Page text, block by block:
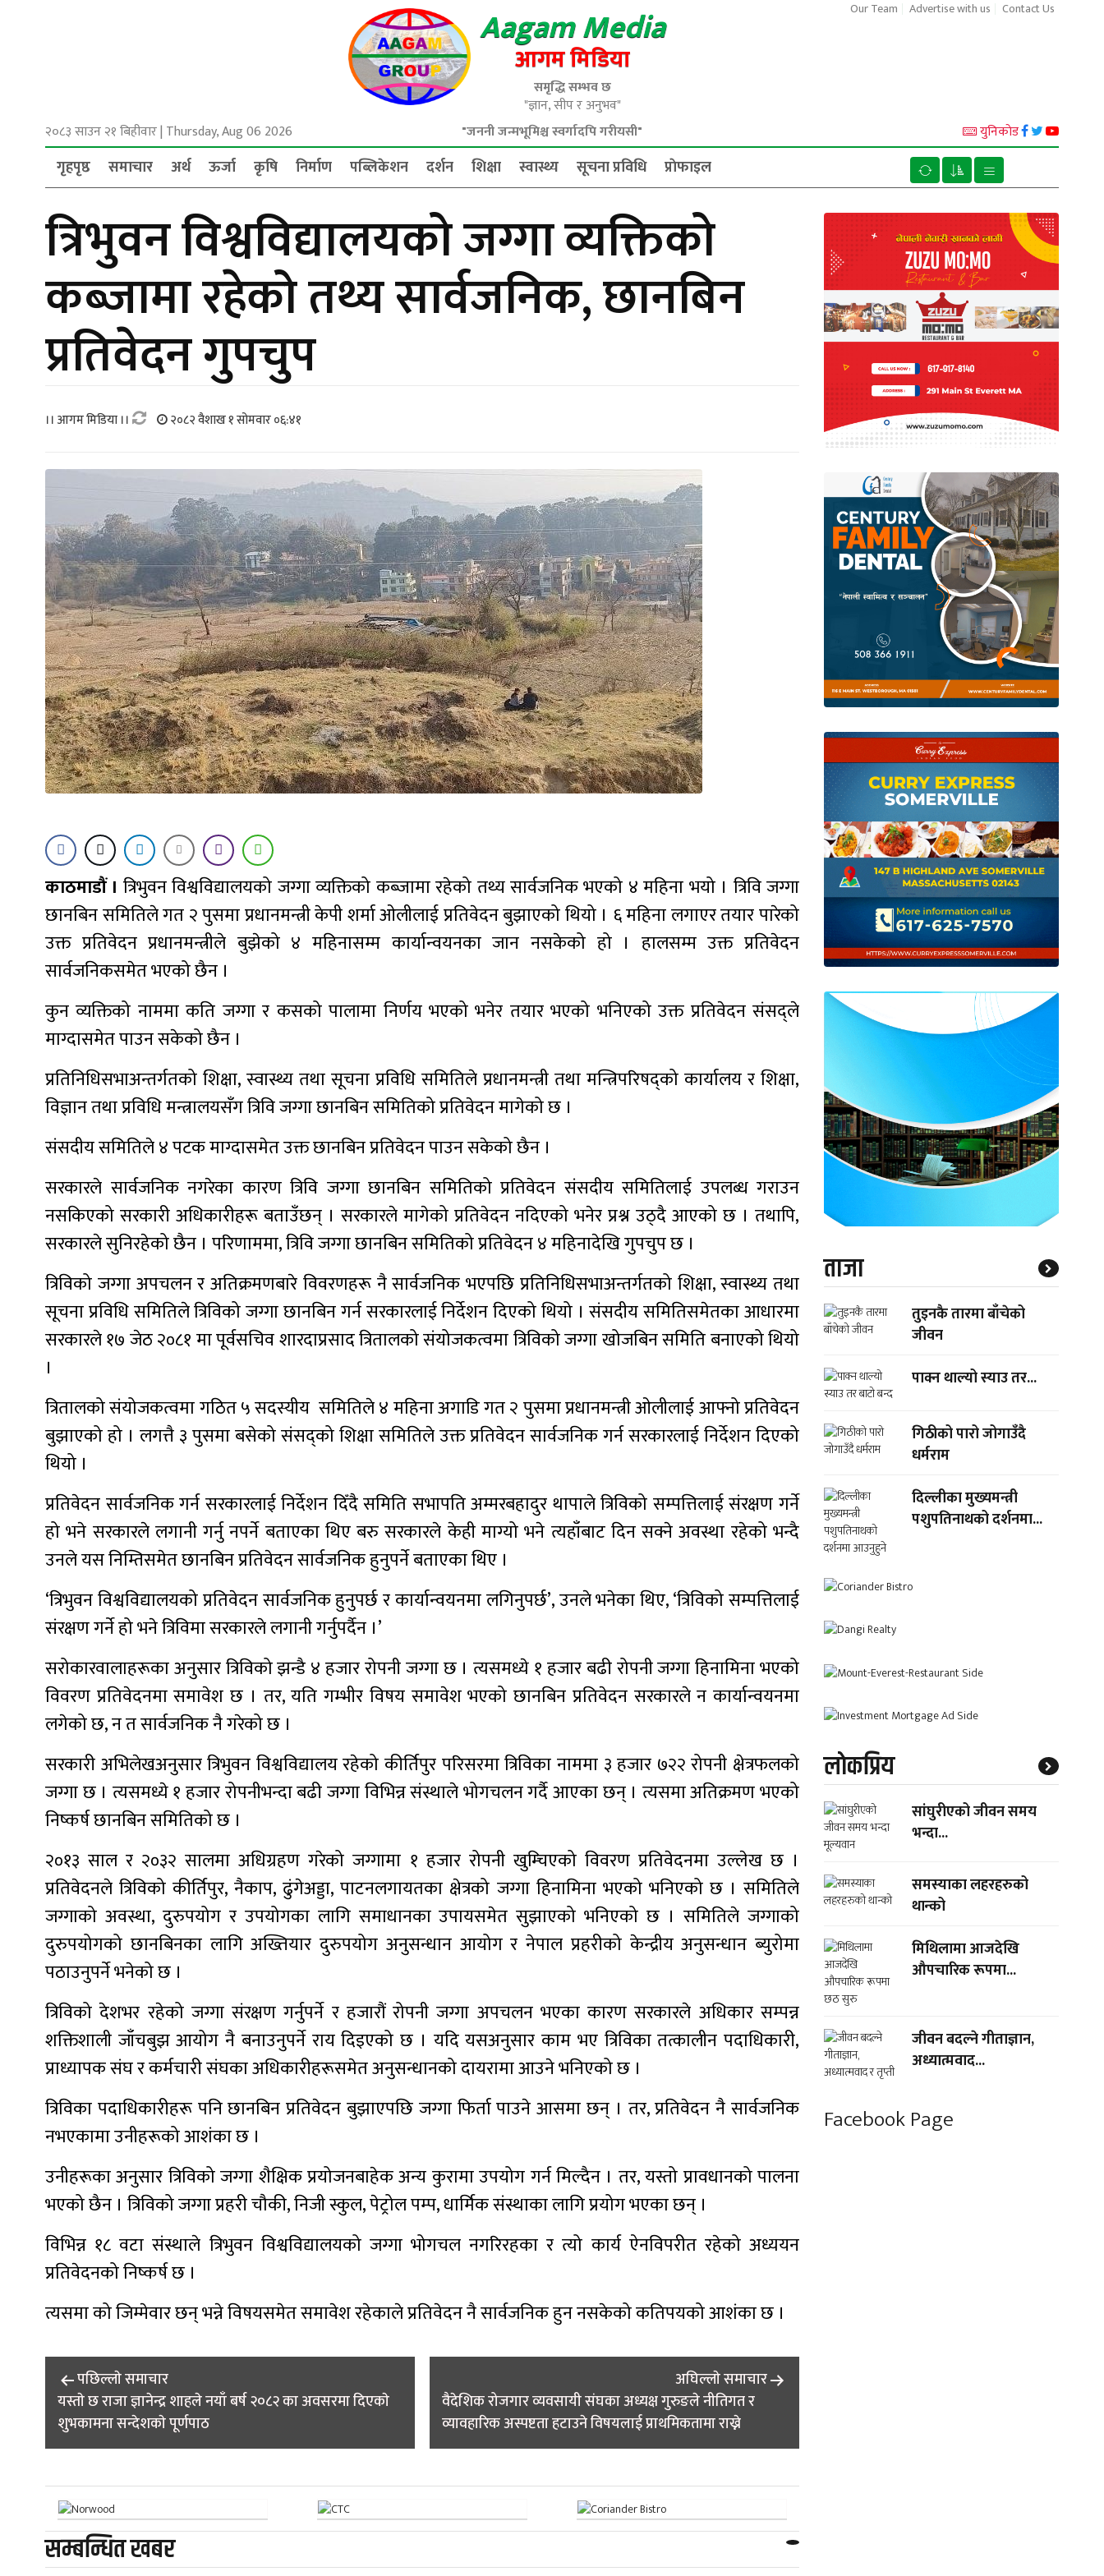
Aagam Media
आगम मिडिया
समृद्धि सम्भव छ
"ज्ञान, सीप र अनुभव"
Our Team Advertise with us Contact Us
२०८३ साउन २१ बिहीवार| Thursday, Aug 06 2026 "जननी जन्मभूमिश्च स्वर्गादपि गरीयसी" युनिकाेड
गृहपृष्ठ समाचार अर्थ ऊर्जा कृषि निर्माण पब्लिकेशन दर्शन शिक्षा स्वास्थ्य सूचना प्रविधि प्राेफाइल
त्रिभुवन विश्वविद्यालयको जग्गा व्यक्तिको
कब्जामा रहेको तथ्य सार्वजनिक, छानबिन
प्रतिवेदन गुपचुप
।। आगम मिडिया ।। २०८२ वैशाख १ सोमवार ०६:४१
काठमाडौं । त्रिभुवन विश्वविद्यालयको जग्गा व्यक्तिको कब्जामा रहेको तथ्य सार्वजनिक भएको ४ महिना भयो । त्रिवि जग्गा
छानबिन समितिले गत २ पुसमा प्रधानमन्त्री केपी शर्मा ओलीलाई प्रतिवेदन बुझाएको थियो । ६ महिना लगाएर तयार पारेको
उक्त प्रतिवेदन प्रधानमन्त्रीले बुझेको ४ महिनासम्म कार्यान्वयनका जान नसकेको हो । हालसम्म उक्त प्रतिवेदन
सार्वजनिकसमेत भएको छैन ।
कुन व्यक्तिको नाममा कति जग्गा र कसको पालामा निर्णय भएको भनेर तयार भएको भनिएको उक्त प्रतिवेदन संसद्ले
माग्दासमेत पाउन सकेको छैन ।
प्रतिनिधिसभाअन्तर्गतको शिक्षा, स्वास्थ्य तथा सूचना प्रविधि समितिले प्रधानमन्त्री तथा मन्त्रिपरिषद्को कार्यालय र शिक्षा,
विज्ञान तथा प्रविधि मन्त्रालयसँग त्रिवि जग्गा छानबिन समितिको प्रतिवेदन मागेको छ ।
संसदीय समितिले ४ पटक माग्दासमेत उक्त छानबिन प्रतिवेदन पाउन सकेको छैन ।
सरकारले सार्वजनिक नगरेका कारण त्रिवि जग्गा छानबिन समितिको प्रतिवेदन संसदीय समितिलाई उपलब्ध गराउन
नसकिएको सरकारी अधिकारीहरू बताउँछन् । सरकारले मागेको प्रतिवेदन नदिएको भनेर प्रश्न उठ्दै आएको छ । तथापि,
सरकारले सुनिरहेको छैन । परिणाममा, त्रिवि जग्गा छानबिन समितिको प्रतिवेदन ४ महिनादेखि गुपचुप छ ।
त्रिविको जग्गा अपचलन र अतिक्रमणबारे विवरणहरू नै सार्वजनिक भएपछि प्रतिनिधिसभाअन्तर्गतको शिक्षा, स्वास्थ्य तथा
सूचना प्रविधि समितिले त्रिविको जग्गा छानबिन गर्न सरकारलाई निर्देशन दिएको थियो । संसदीय समितिसमेतका आधारमा
सरकारले १७ जेठ २०८१ मा पूर्वसचिव शारदाप्रसाद त्रितालको संयोजकत्वमा त्रिविको जग्गा खोजबिन समिति बनाएको थियो
।
त्रितालको संयोजकत्वमा गठित ५ सदस्यीय समितिले ४ महिना अगाडि गत २ पुसमा प्रधानमन्त्री ओलीलाई आफ्नो प्रतिवेदन
बुझाएको हो । लगत्तै ३ पुसमा बसेको संसद्को शिक्षा समितिले उक्त प्रतिवेदन सार्वजनिक गर्न सरकारलाई निर्देशन दिएको
थियो ।
प्रतिवेदन सार्वजनिक गर्न सरकारलाई निर्देशन दिँदै समिति सभापति अम्मरबहादुर थापाले त्रिविको सम्पत्तिलाई संरक्षण गर्ने
हो भने सरकारले लगानी गर्नु नपर्ने बताएका थिए बरु सरकारले केही माग्यो भने त्यहाँबाट दिन सक्ने अवस्था रहेको भन्दै
उनले यस निम्तिसमेत छानबिन प्रतिवेदन सार्वजनिक हुनुपर्ने बताएका थिए ।
‘त्रिभुवन विश्वविद्यालयको प्रतिवेदन सार्वजनिक हुनुपर्छ र कार्यान्वयनमा लगिनुपर्छ’, उनले भनेका थिए, ‘त्रिविको सम्पत्तिलाई
संरक्षण गर्ने हो भने त्रिविमा सरकारले लगानी गर्नुपर्दैन ।’
सरोकारवालाहरूका अनुसार त्रिविको झन्डै ४ हजार रोपनी जग्गा छ । त्यसमध्ये १ हजार बढी रोपनी जग्गा हिनामिना भएको
विवरण प्रतिवेदनमा समावेश छ । तर, यति गम्भीर विषय समावेश भएको छानबिन प्रतिवेदन सरकारले न कार्यान्वयनमा
लगेको छ, न त सार्वजनिक नै गरेको छ ।
सरकारी अभिलेखअनुसार त्रिभुवन विश्वविद्यालय रहेको कीर्तिपुर परिसरमा त्रिविका नाममा ३ हजार ७२२ रोपनी क्षेत्रफलको
जग्गा छ । त्यसमध्ये १ हजार रोपनीभन्दा बढी जग्गा विभिन्न संस्थाले भोगचलन गर्दै आएका छन् । त्यसमा अतिक्रमण भएको
निष्कर्ष छानबिन समितिको छ ।
२०१३ साल र २०३२ सालमा अधिग्रहण गरेको जग्गामा १ हजार रोपनी खुम्चिएको विवरण प्रतिवेदनमा उल्लेख छ ।
प्रतिवेदनले त्रिविको कीर्तिपुर, नैकाप, ढुंगेअड्डा, पाटनलगायतका क्षेत्रको जग्गा हिनामिना भएको भनिएको छ । समितिले
जग्गाको अवस्था, दुरुपयोग र उपयोगका लागि समाधानका उपायसमेत सुझाएको भनिएको छ । समितिले जग्गाको
दुरुपयोगको छानबिनका लागि अख्तियार दुरुपयोग अनुसन्धान आयोग र नेपाल प्रहरीको केन्द्रीय अनुसन्धान ब्युरोमा
पठाउनुपर्ने भनेको छ ।
त्रिविको देशभर रहेको जग्गा संरक्षण गर्नुपर्ने र हजारौं रोपनी जग्गा अपचलन भएका कारण सरकारले अधिकार सम्पन्न
शक्तिशाली जाँचबुझ आयोग नै बनाउनुपर्ने राय दिइएको छ । यदि यसअनुसार काम भए त्रिविका तत्कालीन पदाधिकारी,
प्राध्यापक संघ र कर्मचारी संघका अधिकारीहरूसमेत अनुसन्धानको दायरामा आउने भनिएको छ ।
त्रिविका पदाधिकारीहरू पनि छानबिन प्रतिवेदन बुझाएपछि जग्गा फिर्ता पाउने आसमा छन् । तर, प्रतिवेदन नै सार्वजनिक
नभएकामा उनीहरूको आशंका छ ।
उनीहरूका अनुसार त्रिविको जग्गा शैक्षिक प्रयोजनबाहेक अन्य कुरामा उपयोग गर्न मिल्दैन । तर, यस्तो प्रावधानको पालना
भएको छैन । त्रिविको जग्गा प्रहरी चौकी, निजी स्कुल, पेट्रोल पम्प, धार्मिक संस्थाका लागि प्रयोग भएका छन् ।
विभिन्न १८ वटा संस्थाले त्रिभुवन विश्वविद्यालयको जग्गा भोगचल नगरिरहका र त्यो कार्य ऐनविपरीत रहेको अध्ययन
प्रतिवेदनको निष्कर्ष छ ।
त्यसमा को जिम्मेवार छन् भन्ने विषयसमेत समावेश रहेकाले प्रतिवेदन नै सार्वजनिक हुन नसकेको कतिपयको आशंका छ ।
Post
navigation
पछिल्लाे समाचार
यस्ताे छ राजा ज्ञानेन्द्र शाहले नयाँ बर्ष २०८२ का अवसरमा दिएकाे
शुभकामना सन्देशकाे पूर्णपाठ
अघिल्लाे समाचार
वैदेशिक रोजगार व्यवसायी संघका अध्यक्ष गुरुङले नीतिगत र
व्यावहारिक अस्पष्टता हटाउने विषयलाई प्राथमिकतामा राख्ने
सम्बन्धित खबर
ताजा
तुइनकै तारमा बाँचेको
जीवन
पाक्न थाल्यो स्याउ तर...
गिठीको पारो जोगाउँदै
धर्मराम
दिल्लीका मुख्यमन्त्री
पशुपतिनाथको दर्शनमा...
लाेकप्रिय
सांघुरीएको जीवन समय
भन्दा...
समस्याका लहरहरुको
थान्को
मिथिलामा आजदेखि
औपचारिक रूपमा...
जीवन बदल्ने गीताज्ञान,
अध्यात्मवाद...
Facebook Page